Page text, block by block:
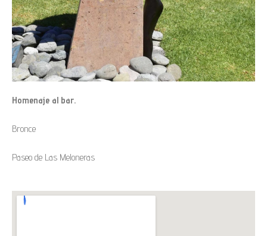
Homenaje al bar.
Bronce
Paseo de Las Meloneras